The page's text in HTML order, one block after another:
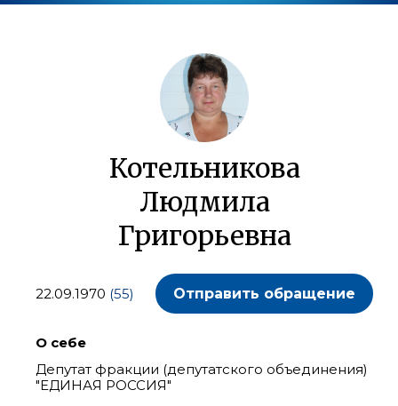
Котельникова
Людмила
Григорьевна
22.09.1970 (55) Отправить обращение
О себе
Депутат фракции (депутатского объединения)
"ЕДИНАЯ РОССИЯ"